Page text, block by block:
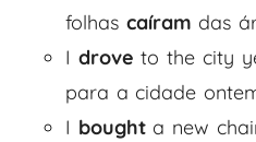
folhas caíram das
I droveto the city
para a cidade
I bought a new